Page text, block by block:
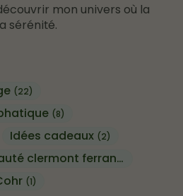
(22)
(8)
Idées cadeaux (2)
institut de beauté clermont ferrand
(1)
mon univers où la
sérénité.